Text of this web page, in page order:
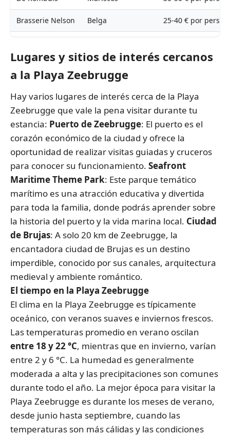
Brasserie Nelson Belga 25-40 € por
Lugares y sitios de interés cercanos
a la Playa Zeebrugge
Hay varios lugares de interés cerca de la Playa
Zeebrugge que vale la pena visitar durante tu
estancia: Puerto de Zeebrugge: El puerto es el
corazón económico de la ciudad y ofrece la
oportunidad de realizar visitas guiadas y cruceros
para conocer su funcionamiento. Seafront
Maritime Theme Park: Este parque temático
marítimo es una atracción educativa y divertida
para toda la familia, donde podrás aprender sobre
la historia del puerto y la vida marina local. Ciudad
de Brujas: A solo 20 km de Zeebrugge, la
encantadora ciudad de Brujas es un destino
imperdible, conocido por sus canales, arquitectura
medieval y ambiente romántico.
El tiempo en la Playa Zeebrugge
El clima en la Playa Zeebrugge es típicamente
oceánico, con veranos suaves e inviernos frescos.
Las temperaturas promedio en verano oscilan
entre 18 y 22 °C, mientras que en invierno, varían
entre 2 y 6 °C. La humedad es generalmente
moderada a alta y las precipitaciones son comunes
durante todo el año. La mejor época para visitar la
Playa Zeebrugge es durante los meses de verano,
desde junio hasta septiembre, cuando las
temperaturas son más cálidas y las condiciones